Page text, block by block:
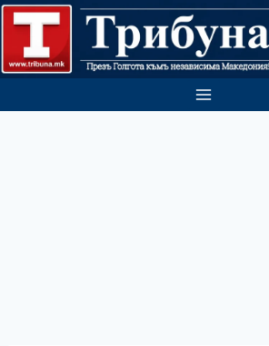
Skip
content